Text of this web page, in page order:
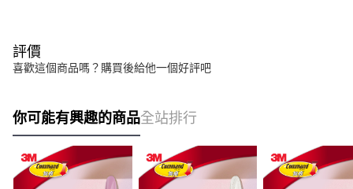
評價
喜歡這個商品嗎？購買後給他一個好評吧
你可能有興趣的商品全站排行